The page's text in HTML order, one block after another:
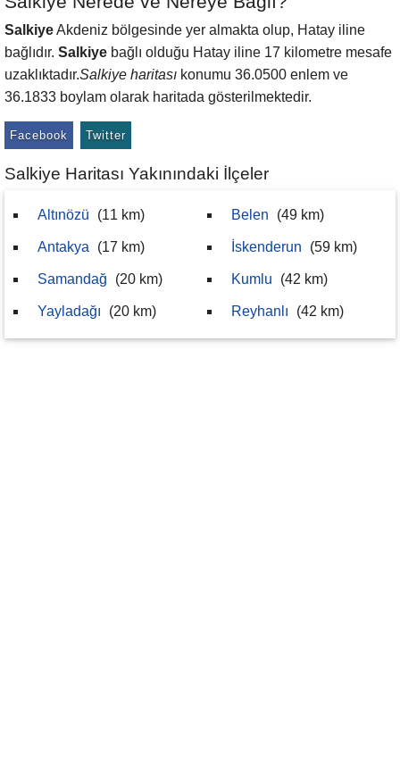
SalkiyeAkdeniz bölgesinde yer almakta olup, Hatay iline
bağlıdır. Salkiye bağlı olduğu Hatay iline 17 kilometre mesafe
uzaklıktadır.Salkiye haritası konumu 36.0500 enlem ve
36.1833 boylam olarak haritada gösterilmektedir.
Facebook Twitter
Salkiye Haritası Yakınındaki İlçeler
Altınözü (11 km)
Antakya (17 km)
Samandağ (20 km)
Yayladağı (20 km)
Belen (49 km)
İskenderun (59 km)
Kumlu (42 km)
Reyhanlı (42 km)